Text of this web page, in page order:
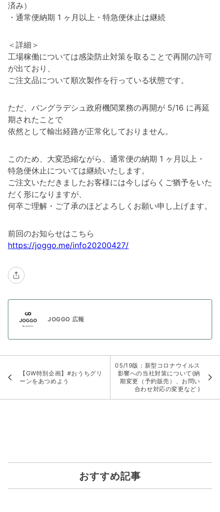
済み）
・通常便納期 1 ヶ月以上・特急便休止は継続
＜詳細＞
工場稼働については感染防止対策を取ることで再開の許可
が出ており、
ご注文品について順次製作を行っている状態です。
ただ、バングラデシュ政府機関業務の再開が 5/16 に再延
期されたことで
依然として輸出経路が正常化しておりません。
このため、大変恐縮ながら、通常便の納期 1 ヶ月以上・
特急便休止については継続いたします。
ご注文いただきましたお客様には今しばらくご猶予をいた
だく形になりますが、
何卒ご理解・ご了承のほどよろしくお願い申し上げます。
前回のお知らせはこちら
https://joggo.me/info20200427/
JOGGO 広報
【GW特別企画】#おうちグリ
ーンをあつめよう
05/19版：新型コロナウイルス
影響への当社対策について(納
期変更（予約販売）、お問い
合わせ対応の変更など )
おすすめ記事